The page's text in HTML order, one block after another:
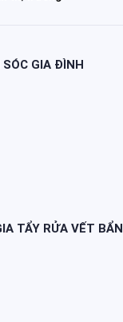
SÓC GIA ĐÌNH
TẨY RỬA VẾT BẨN